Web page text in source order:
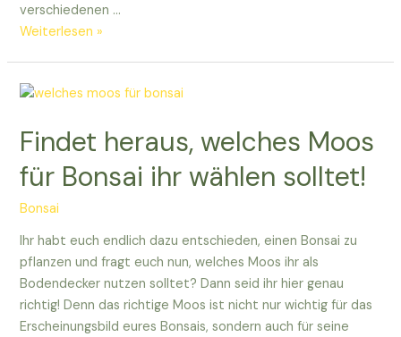
verschiedenen …
Welches
Bonsai?
zeigen
die
besten
Weiterlesen »
Findet heraus, welches Moos
für Bonsai ihr wählen solltet!
Bonsai
Ihr habt euch endlich dazu entschieden, einen Bonsai zu
pflanzen und fragt euch nun, welches Moos ihr als
Bodendecker nutzen solltet? Dann seid ihr hier genau
richtig! Denn das richtige Moos ist nicht nur wichtig für das
Erscheinungsbild eures Bonsais, sondern auch für seine